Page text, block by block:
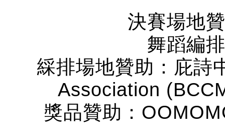
決賽場地
舞蹈編
綵排場地贊助：庇詩
Association
獎品贊助：